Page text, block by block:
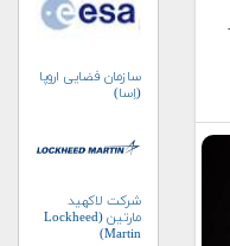
سازمان فضایی اروپا
(اِسا)
شرکت لاکهید
مارتین (Lockheed
Martin)